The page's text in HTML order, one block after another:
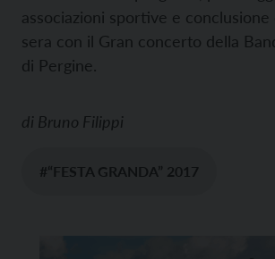
associazioni sportive e conclusione
sera con il Gran concerto della
di Pergine.
di Bruno Filippi
#“FESTA GRANDA” 2017